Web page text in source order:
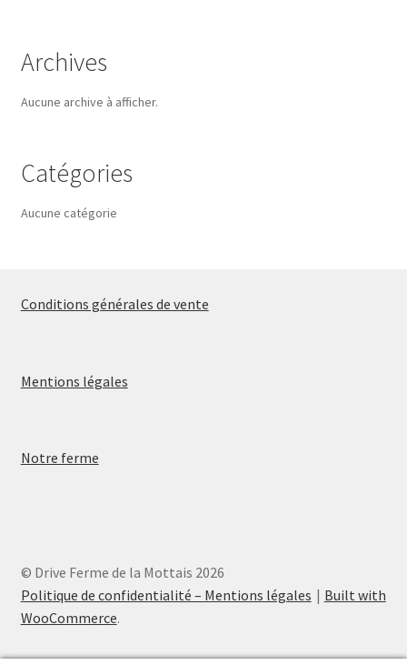
Archives
Aucune archive à afficher.
Catégories
Aucune catégorie
Conditions générales de vente
Mentions légales
Notre ferme
© Drive Ferme de la Mottais 2026
Politique de confidentialité – Mentions légales
Built with
WooCommerce.